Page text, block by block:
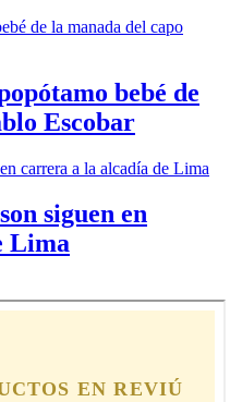
bebé de
Escobar
siguen en
Lima